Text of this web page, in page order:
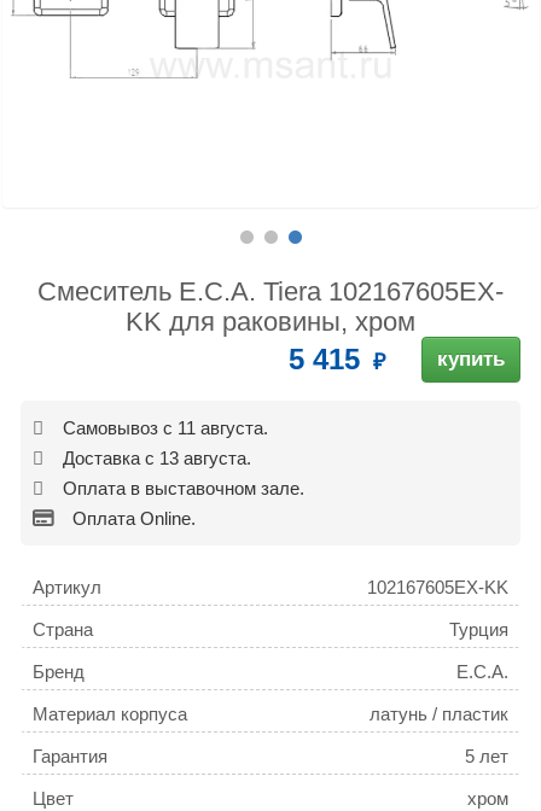
Смеситель E.C.A. Tiera 102167605EX-
KK для раковины, хром
5 415 купить
Самовывоз с 11 августа.
Доставка с 13 августа.
Оплата в выставочном зале.
Оплата Online.
Артикул 102167605EX-KK
Страна Турция
Бренд E.C.A.
Материал корпуса латунь / пластик
Гарантия 5 лет
Цвет хром